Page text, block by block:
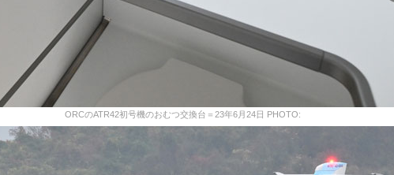
ORCのATR42初号機のおむつ交換台＝23年6月24日 PHOTO: